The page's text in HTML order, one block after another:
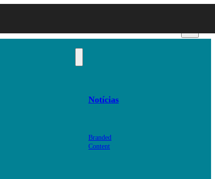
Notícias
Branded
Content